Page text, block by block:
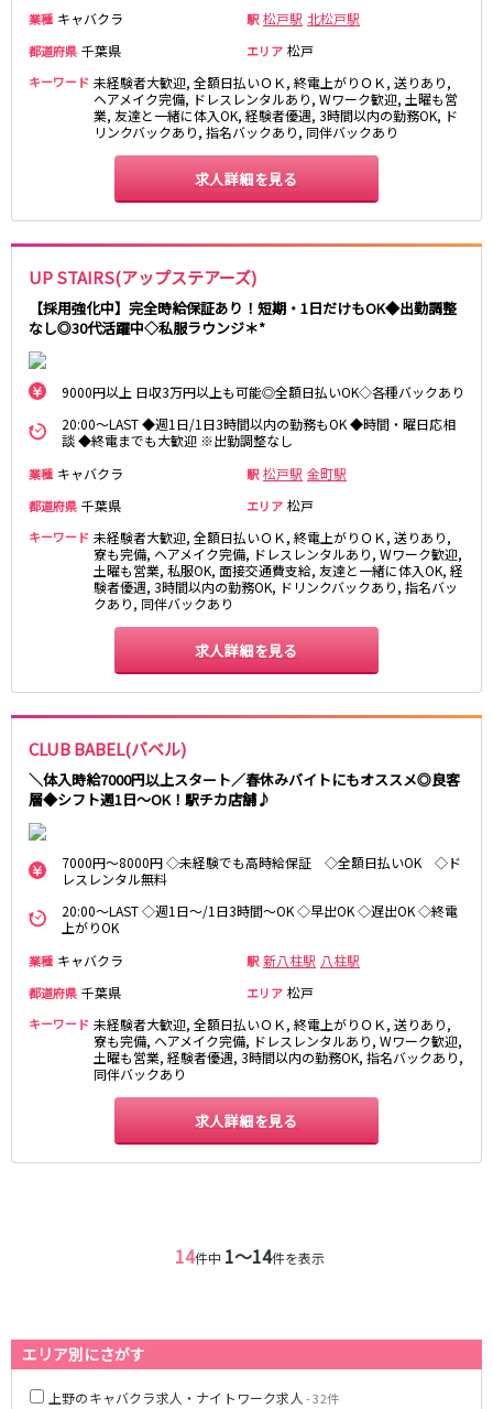
業種 キャバクラ 駅 松戸駅 北松戸駅
都道府県 千葉県 エリア 松戸
キーワード 未経験者大歓迎, 全額日払いＯＫ, 終電上がりＯＫ, 送りあり,
ヘアメイク完備, ドレスレンタルあり, Wワーク歓迎, 土曜も営
業, 友達と一緒に体入OK, 経験者優遇, 3時間以内の勤務OK, ド
リンクバックあり, 指名バックあり, 同伴バックあり
求人詳細を見る
UP STAIRS(アップステアーズ)
【採用強化中】完全時給保証あり！短期・1日だけもOK◆出勤調整
なし◎30代活躍中◇私服ラウンジ＊*
9000円以上 日収3万円以上も可能◎全額日払いOK◇各種バックあり
20:00～LAST ◆週1日/1日3時間以内の勤務もOK ◆時間・曜日応相
談 ◆終電までも大歓迎 ※出勤調整なし
業種 キャバクラ 駅 松戸駅 金町駅
都道府県 千葉県 エリア 松戸
キーワード 未経験者大歓迎, 全額日払いＯＫ, 終電上がりＯＫ, 送りあり,
寮も完備, ヘアメイク完備, ドレスレンタルあり, Wワーク歓迎,
土曜も営業, 私服OK, 面接交通費支給, 友達と一緒に体入OK, 経
験者優遇, 3時間以内の勤務OK, ドリンクバックあり, 指名バッ
クあり, 同伴バックあり
求人詳細を見る
CLUB BABEL(バベル)
＼体入時給7000円以上スタート／春休みバイトにもオススメ◎良客
層◆シフト週1日～OK！駅チカ店舗♪
7000円～8000円 ◇未経験でも高時給保証 ◇全額日払いOK ◇ド
レスレンタル無料
20:00～LAST ◇週1日～/1日3時間～OK ◇早出OK ◇遅出OK ◇終電
上がりOK
業種 キャバクラ 駅 新八柱駅 八柱駅
都道府県 千葉県 エリア 松戸
キーワード 未経験者大歓迎, 全額日払いＯＫ, 終電上がりＯＫ, 送りあり,
寮も完備, ヘアメイク完備, ドレスレンタルあり, Wワーク歓迎,
土曜も営業, 経験者優遇, 3時間以内の勤務OK, 指名バックあり,
同伴バックあり
求人詳細を見る
14件中 1〜14件を表示
エリア別にさがす
上野のキャバクラ求人・ナイトワーク求人 - 32件
湯島駅
綾瀬駅
町屋駅
西日暮里駅
都営新宿線
本八幡駅
住吉駅
岩本町駅
小川町駅
森下駅
瑞江駅
一之江駅
船堀駅
菊川駅
つくばエクスプレス
つくば駅
研究学園駅
浅草駅
守谷駅
三郷中央駅
八潮駅
東急大井町線
自由が丘駅
大井町駅
二子玉川駅
旗の台駅
横浜駅
京急蒲田駅
横須賀中央駅
品川駅
汐入駅
日ノ出町駅
上大岡駅
大森海岸駅
平和島駅
吉祥寺駅
神泉駅
下北沢駅
池ノ上駅
JR八高線(八王子～高麗川)
八王子駅 東飯能駅
大宮駅
船橋駅
本鵠沼駅